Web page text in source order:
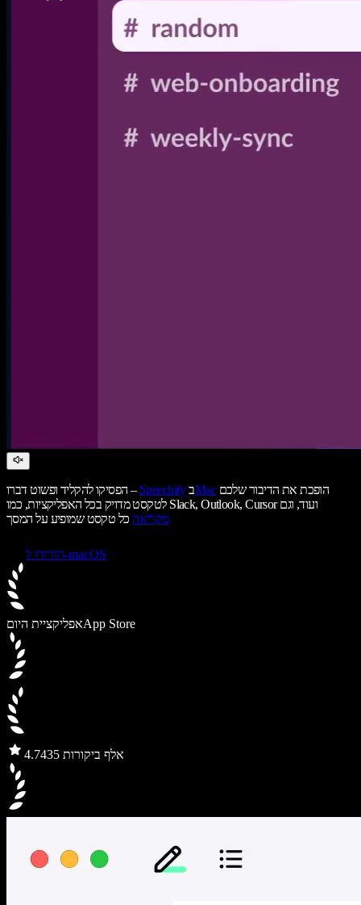
הפסיקו להקליד ופשוט דברו – Speechify בMacהופכת את הדיבור שלכם
לטקסט מדויק בכל האפליקציות, כמו Slack, Outlook, Cursor ועוד, וגם
מקריאהכל טקסט שמופיע על המסך
הורידו ל-macOS
אפליקציית היוםApp Store
4.7 435 אלף ביקורות